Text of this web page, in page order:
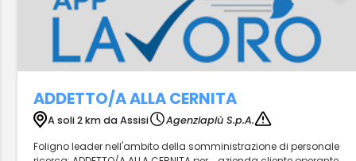
ADDETTO/A ALLA CERNITA
A soli 2 km da Assisi
Agenziapiù S.p.A.
Foligno leader nell'ambito della somministrazione di personale